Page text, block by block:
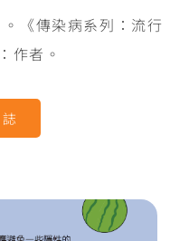
《傳染病系列：流行
作者。